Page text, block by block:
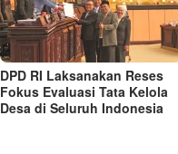
DPD RI Laksanakan Reses
Fokus Evaluasi Tata Kelola
Desa di Seluruh Indonesia